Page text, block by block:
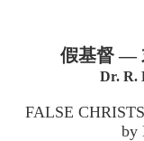
假基督 —
Dr. R.
FALSE
by